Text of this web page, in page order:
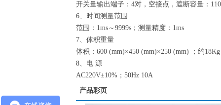
开关量输出端子：4对，空接点，遮断容量：
6、时间测量范围
范围：1ms～9999s；测量精度：1ms
7、体积重量
体积：600 (mm)×450 (mm)×250 (mm) ；约18Kg
8、电 源
AC220V±10%；50Hz 10A
产品彩页